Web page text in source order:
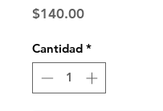
$140.00Precio
Cantidad *